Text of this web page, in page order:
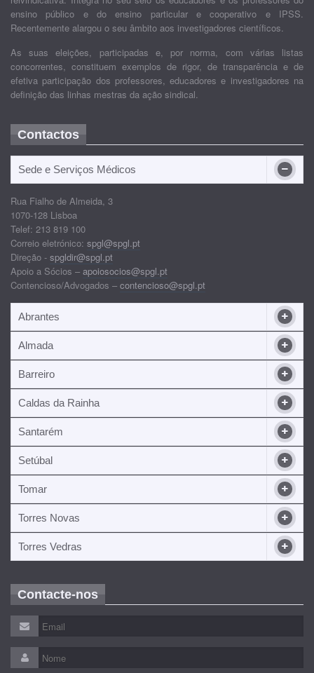
ensino público e do ensino particular e cooperativo e IPSS.
Recentemente alargou o seu âmbito aos investigadores científicos.
As suas eleições, participadas e, por norma, com várias listas
concorrentes, constituem exemplos de rigor, de transparência e de
efetiva participação dos professores, educadores e investigadores na
definição das linhas mestras da ação sindical.
Contactos
Sede e Serviços Médicos
Rua Fialho de Almeida, 3
1070-128 Lisboa
Telef: 213 819 100
Correio eletrónico: spgl@spgl.pt
Direção - spgldir@spgl.pt
Apoio a Sócios – apoiosocios@spgl.pt
Contencioso/Advogados – contencioso@spgl.pt
Abrantes
Almada
Barreiro
Caldas da Rainha
Santarém
Setúbal
Tomar
Torres Novas
Torres Vedras
Contacte-nos